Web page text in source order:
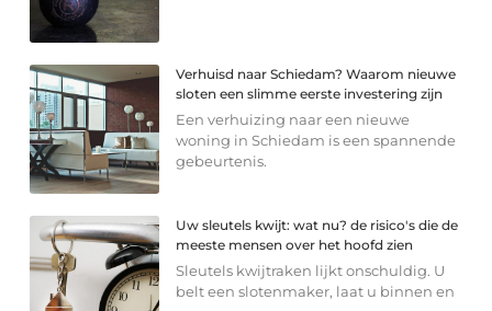
Verhuisd naar Schiedam? Waarom nieuwe
sloten een slimme eerste investering zijn
Een verhuizing naar een nieuwe
woning in Schiedam is een spannende
gebeurtenis.
Uw sleutels kwijt: wat nu? de risico's die de
meeste mensen over het hoofd zien
Sleutels kwijtraken lijkt onschuldig. U
belt een slotenmaker, laat u binnen en